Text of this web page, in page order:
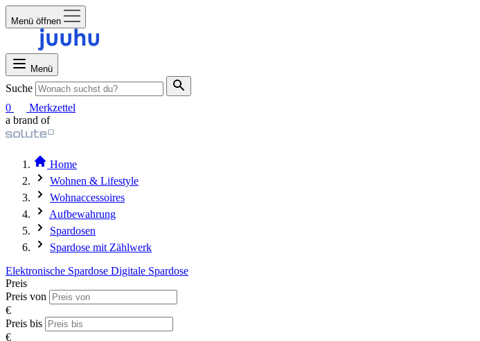
Menü öffnen
Menü
Suche
0
Merkzettel
a brand of
Home
Wohnen & Lifestyle
Wohnaccessoires
Aufbewahrung
Spardosen
Spardose mit Zählwerk
Elektronische Spardose Digitale Spardose
Preis
Preis von
€
Preis bis
€